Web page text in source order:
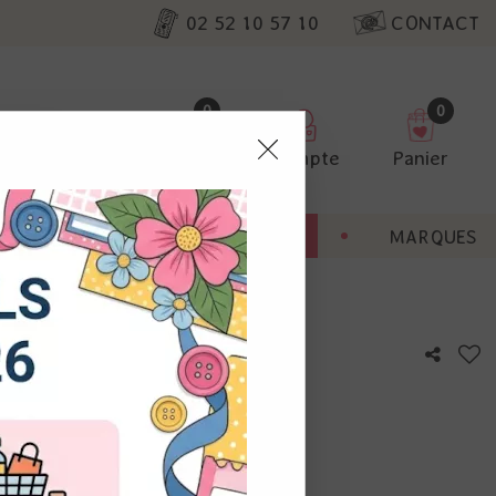
02 52 10 57 10 CONTACT
0
Compte
0
Panier
BONNES AFFAIRES MARQUES
avis !
nos
non
Vous
à droite